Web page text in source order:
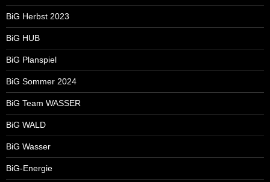
BiG Herbst 2023
BiG HUB
BiG Planspiel
BiG Sommer 2024
BiG Team WASSER
BiG WALD
BiG Wasser
BiG-Energie